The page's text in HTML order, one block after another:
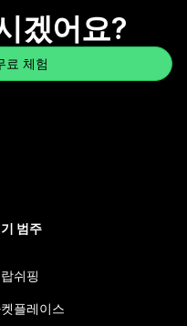
겠어요?
료 체험
범주
쉬핑
플레이스